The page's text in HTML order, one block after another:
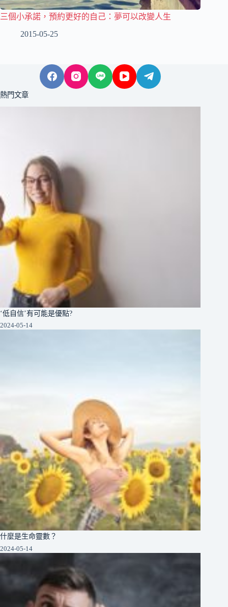
三個小承諾，預約更好的自己：夢可以改變人生
2015-05-25
熱門文章
‘低自信’有可能是優點?
2024-05-14
什麼是生命靈數？
2024-05-14